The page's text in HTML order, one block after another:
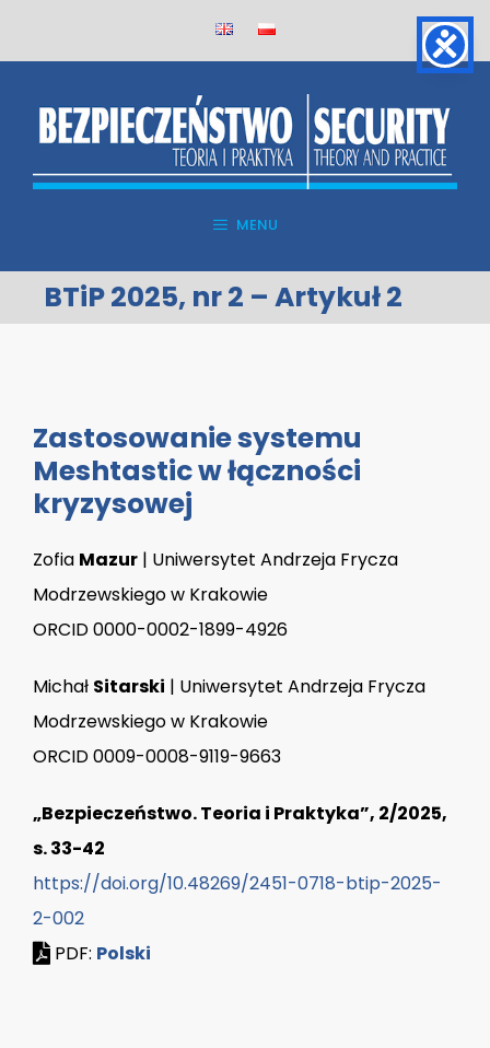
MENU
BTiP 2025, nr 2 – Artykuł 2
Zastosowanie systemu
Meshtastic w łączności
kryzysowej
Zofia Mazur | Uniwersytet Andrzeja Frycza
Modrzewskiego w Krakowie
ORCID 0000-0002-1899-4926
Michał Sitarski | Uniwersytet Andrzeja Frycza
Modrzewskiego w Krakowie
ORCID 0009-0008-9119-9663
„Bezpieczeństwo. Teoria i Praktyka”, 2/2025,
s. 33-42
https://doi.org/10.48269/2451-0718-btip-2025-
2-002
PDF: Polski